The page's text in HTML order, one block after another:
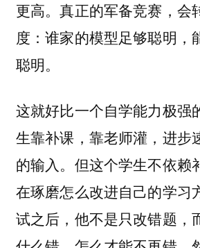
更高。真正的军备竞赛，会
度：谁家的模型足够聪明，
聪明。
这就好比一个自学能力极强
生靠补课，靠老师灌，进步
的输入。但这个学生不依赖
在琢磨怎么改进自己的学习
试之后，他不是只改错题，